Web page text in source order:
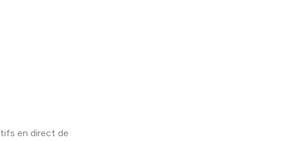
en direct de